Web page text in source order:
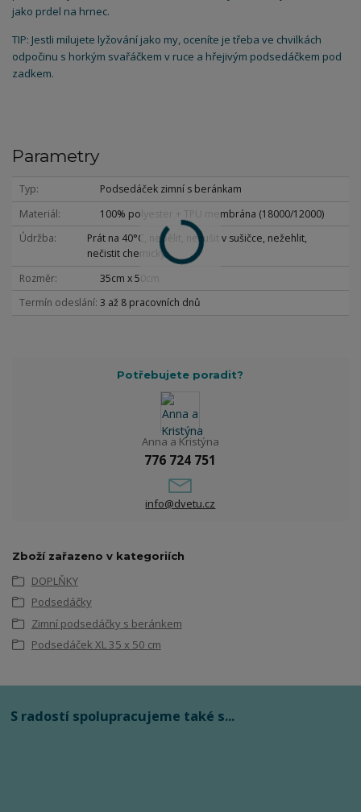
jako prdel na hrnec.
TIP: Jestli milujete lyžování jako my, oceníte je třeba ve chvilkách
odpočinu s horkým svařáčkem v ruce a hřejivým podsedáčkem pod
zadkem.
Parametry
Typ
Podsedáček zimní s beránkam
Materiál
100% polyester + TPU membrána (18000/12000)
Údržba
Prát na 40°C, nebělit, nesušit v sušičce, nežehlit,
nečistit chemicky
Rozměr
35cm x 50cm
Termín odeslání 3 až 8 pracovních dnů
Potřebujete poradit?
Anna a Kristýna
776 724 751
info@dvetu.cz
Zboží zařazeno v kategoriích
DOPLŇKY
Podsedáčky
Zimní podsedáčky s beránkem
Podsedáček XL 35 x 50 cm
S radostí spolupracujeme také s...